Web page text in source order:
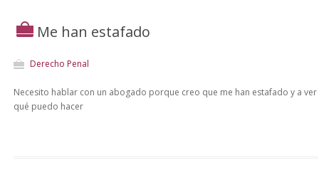
Me han estafado
Derecho Penal
Necesito hablar con un abogado porque creo que me han estafado y a ver
qué puedo hacer